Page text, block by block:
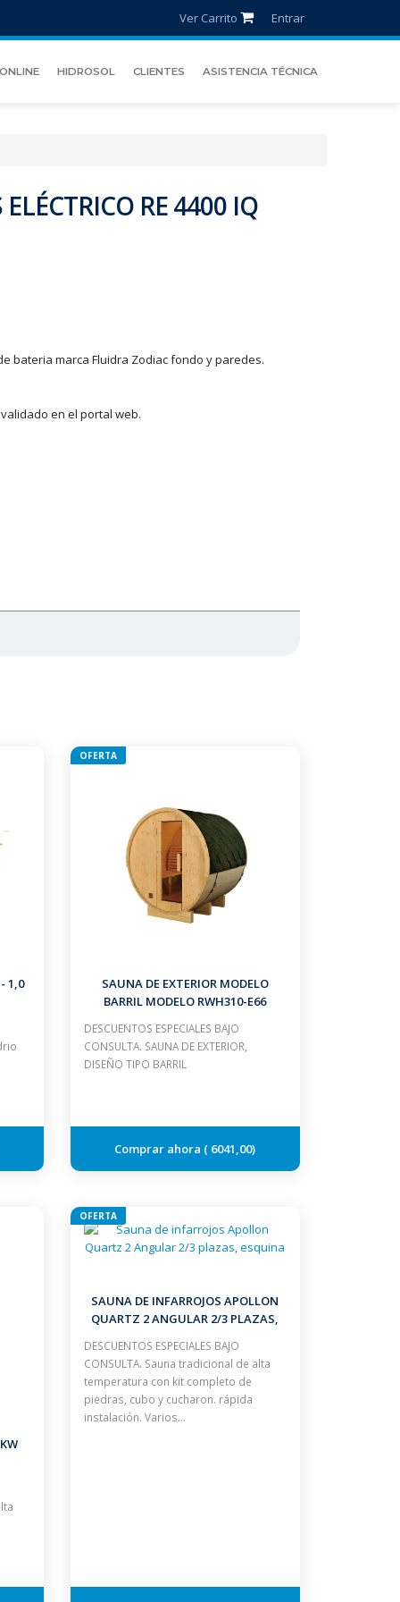
Ver Carrito Entrar
HIDROSOL CLIENTES ASISTENCIA TÉCNICA
RE 4400 IQ
de bateria marca Fluidra Zodiac fondo y paredes.
en el portal web.
1,0
OFERTA
SAUNA DE EXTERIOR MODELO
BARRIL MODELO RWH310-E66
4.5 KW
DESCUENTOS ESPECIALES BAJO
CONSULTA. SAUNA DE EXTERIOR,
DISEÑO TIPO BARRIL
6041,00
OFERTA
SAUNA DE INFARROJOS APOLLON
QUARTZ 2 ANGULAR 2/3 PLAZAS,
DESCUENTOS ESPECIALES BAJO
CONSULTA. Sauna tradicional de alta
temperatura con kit completo de
piedras, cubo y cucharon. rápida
instalación. Varios…